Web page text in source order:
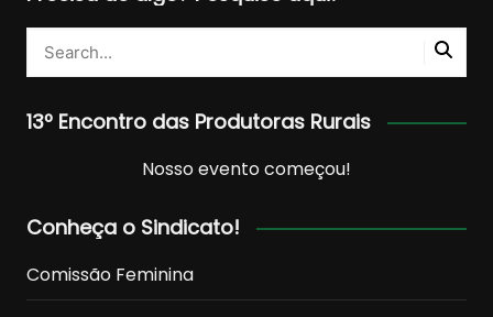
13º Encontro das Produtoras Rurais
Nosso evento começou!
Conheça o Sindicato!
Comissão Feminina